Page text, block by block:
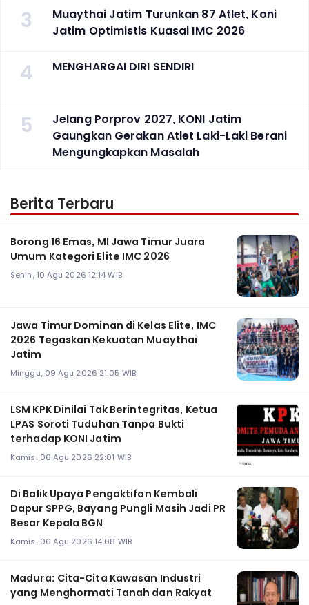
3
Muaythai Jatim Turunkan 87 Atlet, Koni
Jatim Optimistis Kuasai IMC 2026
4 MENGHARGAI DIRI SENDIRI
5
Jelang Porprov 2027, KONI Jatim
Gaungkan Gerakan Atlet Laki-Laki Berani
Mengungkapkan Masalah
Berita Terbaru
Borong 16 Emas, MI Jawa Timur Juara
Umum Kategori Elite IMC 2026
Senin, 10 Agu 2026 12:14 WIB
Jawa Timur Dominan di Kelas Elite, IMC
2026 Tegaskan Kekuatan Muaythai
Jatim
Minggu, 09 Agu 2026 21:05 WIB
LSM KPK Dinilai Tak Berintegritas, Ketua
LPAS Soroti Tuduhan Tanpa Bukti
terhadap KONI Jatim
Kamis, 06 Agu 2026 22:01 WIB
Di Balik Upaya Pengaktifan Kembali
Dapur SPPG, Bayang Pungli Masih Jadi PR
Besar Kepala BGN
Kamis, 06 Agu 2026 14:08 WIB
Madura: Cita-Cita Kawasan Industri
yang Menghormati Tanah dan Rakyat